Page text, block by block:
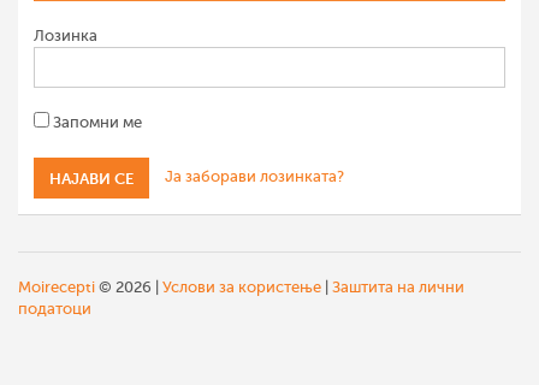
Лозинка
Запомни ме
Ја заборави лозинката?
Moirecepti © 2026 | Услови за користење Заштита на лични
податоци